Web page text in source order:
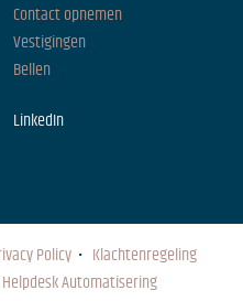
Contact opnemen
Vestigingen
Bellen
LinkedIn
Policy• Klachtenregeling
Helpdesk Automatisering